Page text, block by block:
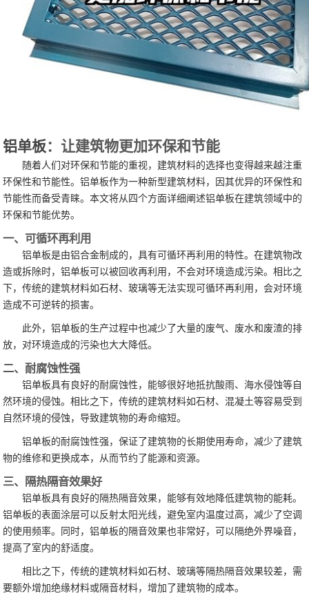
铝单板：让建筑物更加环保和节能
随着人们对环保和节能的重视，建筑材料的选择也变得越来越注重
环保性和节能性。铝单板作为一种新型建筑材料，因其优异的环保性和
节能性而备受青睐。本文将从四个方面详细阐述铝单板在建筑领域中的
环保和节能优势。
一、可循环再利用
铝单板是由铝合金制成的，具有可循环再利用的特性。在建筑物改
造或拆除时，铝单板可以被回收再利用，不会对环境造成污染。相比之
下，传统的建筑材料如石材、玻璃等无法实现可循环再利用，会对环境
造成不可逆转的损害。
此外，铝单板的生产过程中也减少了大量的废气、废水和废渣的排
放，对环境造成的污染也大大降低。
二、耐腐蚀性强
铝单板具有良好的耐腐蚀性，能够很好地抵抗酸雨、海水侵蚀等自
然环境的侵蚀。相比之下，传统的建筑材料如石材、混凝土等容易受到
自然环境的侵蚀，导致建筑物的寿命缩短。
铝单板的耐腐蚀性强，保证了建筑物的长期使用寿命，减少了建筑
物的维修和更换成本，从而节约了能源和资源。
三、隔热隔音效果好
铝单板具有良好的隔热隔音效果，能够有效地降低建筑物的能耗。
铝单板的表面涂层可以反射太阳光线，避免室内温度过高，减少了空调
的使用频率。同时，铝单板的隔音效果也非常好，可以隔绝外界噪音，
提高了室内的舒适度。
相比之下，传统的建筑材料如石材、玻璃等隔热隔音效果较差，需
要额外增加绝缘材料或隔音材料，增加了建筑物的成本。